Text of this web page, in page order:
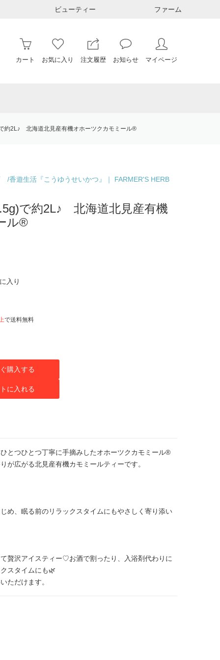
ビューティー ファーム
カート お気に入り 注文履歴 お知らせ マイページ
約2L♪ 北海道北見産有機オホーツクカモミール®
/香遊生活『こうゆうせいかつ』｜ FARMER'S HERB
で約2L♪ 北海道北見産有機
ル®
入り
で送料無料
購入する
に入れる
とつひとつ丁寧に手摘みしたオホーツクカモミール®
が広がる北見産有機カモミールティーです。
め、眠る前のリラックスタイムにもやさしく寄り添い
贅沢アイスティー♡お酒で割ったり、入浴剤代わりに
スタイムにも🌿
ただけます。